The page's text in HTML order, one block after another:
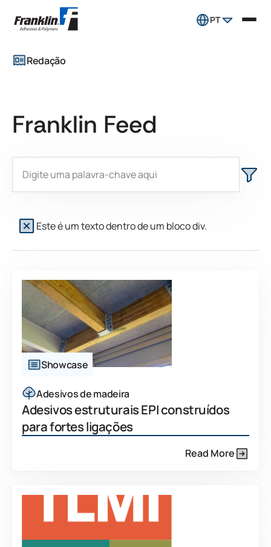
PT
Redação
Franklin Feed
Este é um texto dentro de um bloco div.
Showcase
Adesivos de madeira
Adesivos estruturais EPI construídos
para fortes ligações
Read More